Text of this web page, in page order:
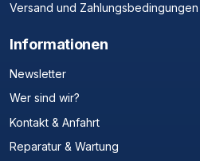
Versand und Zahlungsbedingungen
Informationen
Newsletter
Wer sind wir?
Kontakt & Anfahrt
Reparatur & Wartung